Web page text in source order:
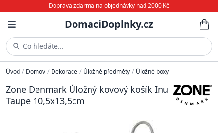
Doprava zdarma na objednávky nad 2000 Kč
DomaciDoplnky.cz
Co hledáte...
Úvod / Domov / Dekorace / Úložné předměty / Úložné boxy
Zone Denmark Úložný kovový košík Inu
Taupe 10,5x13,5cm